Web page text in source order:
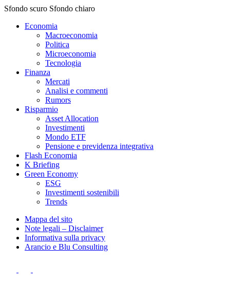
Sfondo scuro Sfondo chiaro
Economia
Macroeconomia
Politica
Microeconomia
Tecnologia
Finanza
Mercati
Analisi e commenti
Rumors
Risparmio
Asset Allocation
Investimenti
Mondo ETF
Pensione e previdenza integrativa
Flash Economia
K Briefing
Green Economy
ESG
Investimenti sostenibili
Trends
Mappa del sito
Note legali – Disclaimer
Informativa sulla privacy
Arancio e Blu Consulting